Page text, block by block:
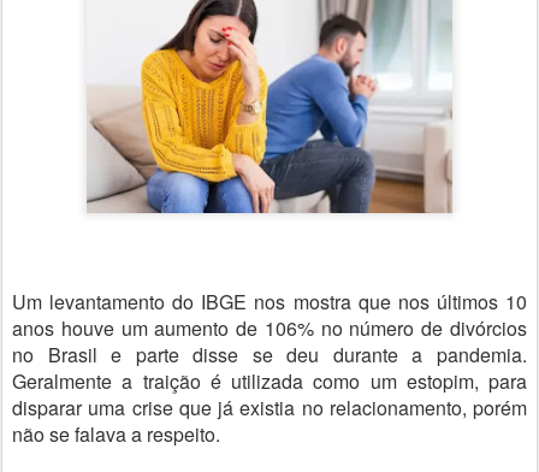
Um levantamento do IBGE nos mostra que nos últimos 10
anos houve um aumento de 106% no número de divórcios
no Brasil e parte disse se deu durante a pandemia.
Geralmente a traição é utilizada como um estopim, para
disparar uma crise que já existia no relacionamento, porém
não se falava a respeito.